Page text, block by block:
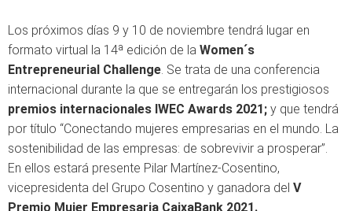
Los próximos días 9 y 10 de noviembre tendrá lugar en
formato virtual la 14ª edición de la Women´s
Entrepreneurial Challenge. Se trata de una conferencia
internacional durante la que se entregarán los prestigiosos
premios internacionales IWEC Awards 2021; y que tendrá
por título “Conectando mujeres empresarias en el mundo. La
sostenibilidad de las empresas: de sobrevivir a prosperar”.
En ellos estará presente Pilar Martínez-Cosentino,
vicepresidenta del Grupo Cosentino y ganadora del V
Premio Mujer Empresaria CaixaBank 2021.